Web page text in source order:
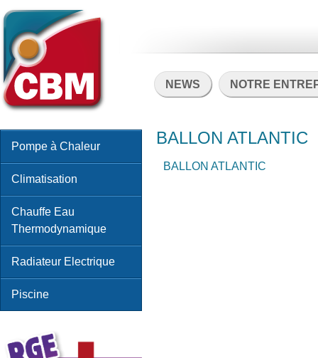
NEWS NOTRE
Pompe à Chaleur
Climatisation
Chauffe Eau
Thermodynamique
Radiateur Electrique
Piscine
BALLON ATLANTIC
BALLON ATLANTIC